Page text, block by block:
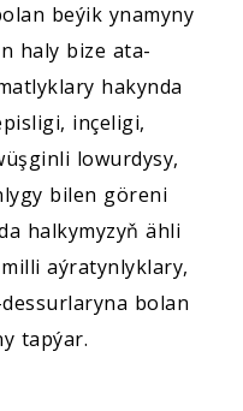
beýik ynamyny
haly bize ata-
hakynda
inçeligi,
lowurdysy,
bilen göreni
halkymyzyň ähli
aýratynlyklary,
bolan
tapýar.